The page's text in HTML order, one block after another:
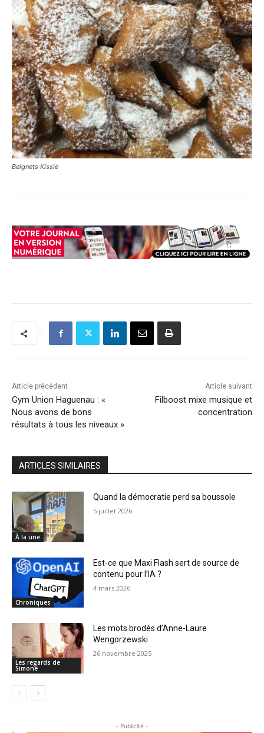
Beignets Kissle
Article précédent
Gym Union Haguenau : «
Nous avons de bons
résultats à tous les niveaux »
Article suivant
Filboost mixe musique et
concentration
ARTICLES SIMILAIRES
À la une
Quand la démocratie perd sa boussole
5 juillet 2026
Chroniques
Est-ce que Maxi Flash sert de source de
contenu pour l’IA ?
4 mars 2026
Les regards de
Simone
Les mots brodés d’Anne-Laure
Wengorzewski
26 novembre 2025
- Publicité -